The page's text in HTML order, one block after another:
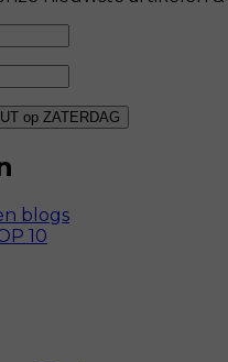
blogs
10